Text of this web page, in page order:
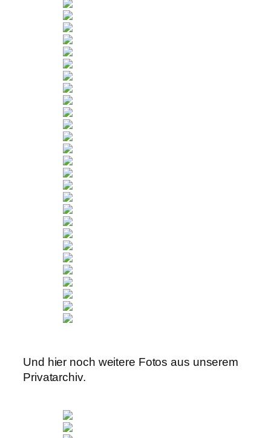
Und hier noch weitere Fotos aus unserem
Privatarchiv.